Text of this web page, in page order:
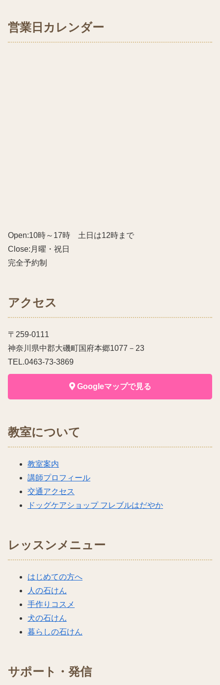
営業日カレンダー
Open:10時～17時 土日は12時まで
Close:月曜・祝日
完全予約制
アクセス
〒259-0111
神奈川県中郡大磯町国府本郷1077－23
TEL.0463-73-3869
Googleマップで見る
教室について
教室案内
講師プロフィール
交通アクセス
ドッグケアショップ フレブルはだやか
レッスンメニュー
はじめての方へ
人の石けん
手作りコスメ
犬の石けん
暮らしの石けん
サポート・発信